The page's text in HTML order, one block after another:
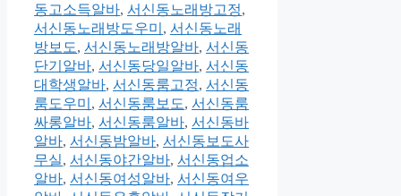
동고소득알바, 서신동노래방고정,
서신동노래방도우미 , 서신동노래
방보도, 서신동노래방알바, 서신동
단기알바, 서신동당일알바, 서신동
대학생알바, 서신동룸고정, 서신동
룸도우미 , 서신동룸보도, 서신동룸
싸롱알바, 서신동룸알바, 서신동바
알바, 서신동밤알바, 서신동보도사
무실, 서신동야간알바, 서신동업소
알바, 서신동여성알바, 서신동여우